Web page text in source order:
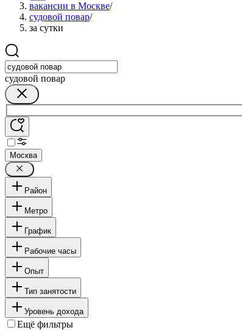
вакансии в Москве/
судовой повар/
за сутки
судовой повар
Москва
Район
Метро
График
Рабочие часы
Опыт
Тип занятости
Уровень дохода
Ещё фильтры